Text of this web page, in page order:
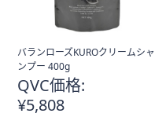
バランローズKUROクリームシャ
ンプー 400g
QVC価格:
¥5,808